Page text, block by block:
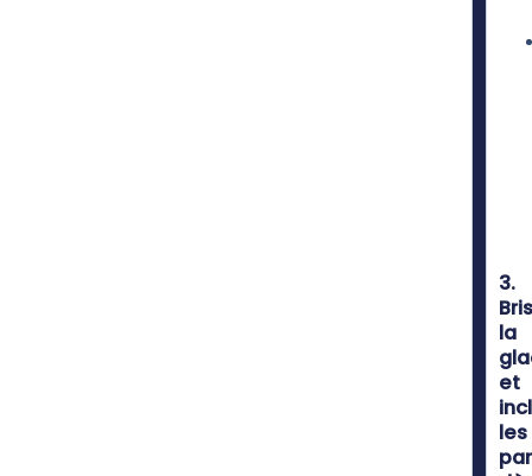
3.
la
et
les